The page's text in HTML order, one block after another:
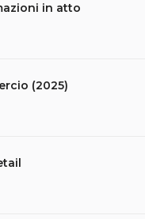
in atto
(2025)